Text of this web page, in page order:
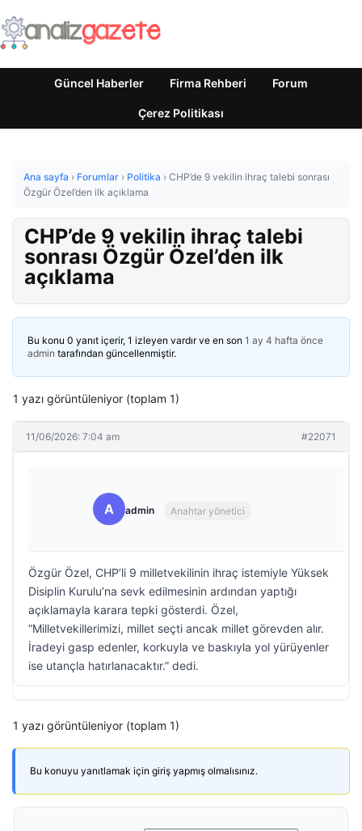
Güncel Haberler Firma Rehberi Forum
Çerez Politikası
Ana sayfa › Forumlar › Politika › CHP’de 9 vekilin ihraç talebi sonrası
Özgür Özel’den ilk açıklama
CHP’de 9 vekilin ihraç talebi
sonrası Özgür Özel’den ilk
açıklama
Bu konu 0 yanıt içerir, 1 izleyen vardır ve en son 1 ay 4 hafta önce
admin tarafından güncellenmiştir.
1 yazı görüntüleniyor (toplam 1)
11/06/2026: 7:04 am #22071
A admin Anahtar yönetici
Özgür Özel, CHP’li 9 milletvekilinin ihraç istemiyle Yüksek
Disiplin Kurulu’na sevk edilmesinin ardından yaptığı
açıklamayla karara tepki gösterdi. Özel,
“Milletvekillerimizi, millet seçti ancak millet görevden alır.
İradeyi gasp edenler, korkuyla ve baskıyla yol yürüyenler
ise utançla hatırlanacaktır.” dedi.
1 yazı görüntüleniyor (toplam 1)
Bu konuyu yanıtlamak için giriş yapmış olmalısınız.